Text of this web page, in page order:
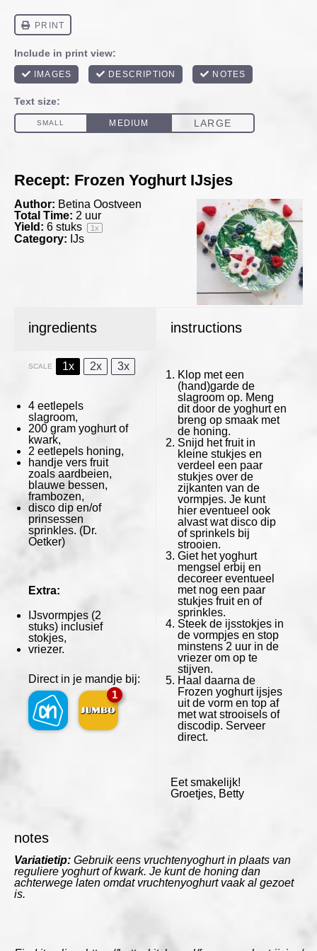
Recept: Frozen Yoghurt IJsjes
Author: Betina Oostveen
Total Time: 2 uur
Yield: 6 stuks 1x
Category: IJs
ingredients
SCALE 1x 2x 3x
4 eetlepels
slagroom,
200 gram yoghurt of
kwark,
2 eetlepels honing,
handje vers fruit
zoals aardbeien,
blauwe bessen,
frambozen,
disco dip en/of
prinsessen
sprinkles. (Dr.
Oetker)
Extra:
IJsvormpjes (2
stuks) inclusief
stokjes,
vriezer.
Direct in je mandje bij:
1
instructions
Klop met een
(hand)garde de
slagroom op. Meng
dit door de yoghurt en
breng op smaak met
de honing.
Snijd het fruit in
kleine stukjes en
verdeel een paar
stukjes over de
zijkanten van de
vormpjes. Je kunt
hier eventueel ook
alvast wat disco dip
of sprinkels bij
strooien.
Giet het yoghurt
mengsel erbij en
decoreer eventueel
met nog een paar
stukjes fruit en of
sprinkles.
Steek de ijsstokjes in
de vormpjes en stop
minstens 2 uur in de
vriezer om op te
stijven.
Haal daarna de
Frozen yoghurt ijsjes
uit de vorm en top af
met wat strooisels of
discodip. Serveer
direct.
Eet smakelijk!
Groetjes, Betty
notes
Variatietip: Gebruik eens vruchtenyoghurt in plaats van
reguliere yoghurt of kwark. Je kunt de honing dan
achterwege laten omdat vruchtenyoghurt vaak al gezoet
is.